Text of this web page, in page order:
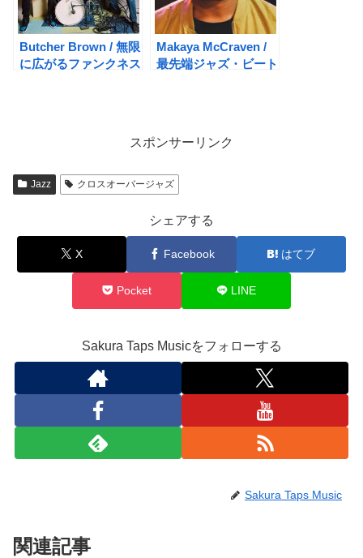
Butcher Brown / 無限
に広がるファンクネス
Makaya McCraven /
最先端ジャズ・ビート
スポンサーリンク
Jazz クロスオーバージャズ
シェアする
X Facebook はてブ
Pocket LINE
Sakura Taps Musicをフォローする
Sakura Taps Music
関連記事